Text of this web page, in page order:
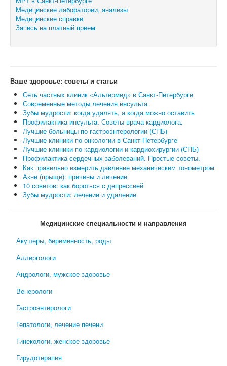
Медицинские лаборатории, анализы
Медицинские справки
Запись на платный прием
Ваше здоровье: советы и статьи
Сеть частных клиник «Альтермед» в Санкт-Петербурге
Современные методы лечения инсульта
Зубы мудрости: когда удалять, а когда можно оставить
Профилактика инсульта. Советы врача кардиолога.
Лучшие больницы по гастроэнтерологии (СПБ)
Лучшие клиники по онкологии в Санкт-Петербурге
Лучшие клиники по кардиологии и кардиохирургии (СПБ)
Профилактика сердечных заболеваний. Простые советы.
Как правильно измерить давление механическим тонометром
Акне (прыщи): причины и лечение
10 советов: как бороться с депрессией
Зубы мудрости: лечение и удаление
Медицинские специальности и направления
Акушеры, беременность, роды
Аллергологи
Андрологи, мужское здоровье
Венерологи
Гастроэнтерологи
Гепатологи, лечение печени
Гинекологи, женское здоровье
Гирудотерапия